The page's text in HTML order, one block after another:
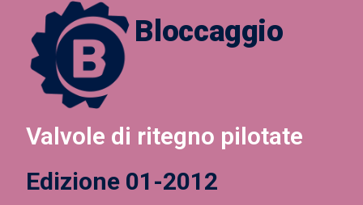
Bloccaggio
Valvole di ritegno pilotate
Edizione 01-2012